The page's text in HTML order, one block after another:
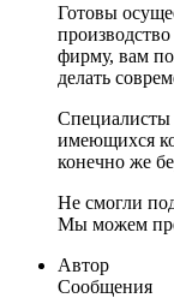
Готовы
фирму, вам
делать
Специалисты
имеющихся
конечно же
Не смогли
Мы можем
Автор
Сообщения